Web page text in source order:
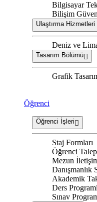
Bilgisayar
Bilişim
Ulaştırma
Deniz ve
Tasarım Bölümü
Grafik
Öğrenci
Öğrenci İşleri
Staj Formları
Öğrenci
Mezun
Danışmanlık
Akademik
Ders
Sınav